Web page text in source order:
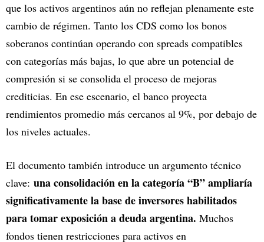
que los activos argentinos aún no reflejan plenamente este
cambio de régimen. Tanto los CDS como los bonos
soberanos continúan operando con spreads compatibles
con categorías más bajas, lo que abre un potencial de
compresión si se consolida el proceso de mejoras
crediticias. En ese escenario, el banco proyecta
rendimientos promedio más cercanos al 9%, por debajo de
los niveles actuales.
El documento también introduce un argumento técnico
clave: una consolidación en la categoría “B” ampliaría
significativamente la base de inversores habilitados
para tomar exposición a deuda argentina. Muchos
fondos tienen restricciones para activos en